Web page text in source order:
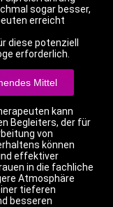
sogar besser,
erreicht
diese potenziell
erforderlich.
Mittel
kann
Begleiters, der für
von
können
effektiver
in die fachliche
Atmosphäre
tieferen
besseren